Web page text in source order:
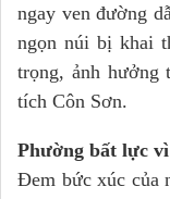
ngay ven đường
ngọn núi bị khai
trọng, ảnh hưởng
tích Côn Sơn.
Phường bất lực
Đem bức xúc của